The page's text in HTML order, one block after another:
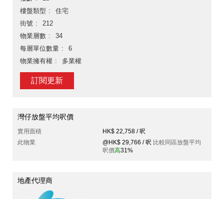
樓盤類型
住宅
街號
212
物業層數
34
每層單位數量
6
物業擁有權
多業權
訂閱更新
灣仔放盤平均呎價
實用面積
HK$ 22,758 / 呎
此物業
@HK$ 29,766 / 呎 比較同區放盤平均
呎價高31%
地產代理商